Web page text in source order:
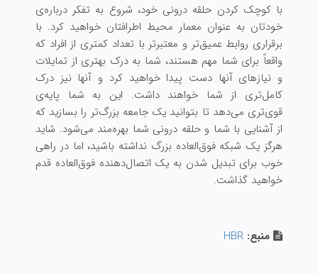
با کوچک کردن حلقه درونی خود، شروع به تفکر درباره‌ی
خودتان به عنوان معمار محیط اطرافتان خواهید کرد. با
برقراری روابط عمیق‌تر و معتبرتر با تعداد کمتری از افراد که
واقعاً برای شما مهم هستند، شما به درک بهتری از تمایلات
و نیازهای آنها دست پیدا خواهید کرد و آنها نیز درک
کامل‌تری از شما خواهند داشت. این به شما پایه‌ی
قوی‌تری می‌دهد تا بتوانید یک جامعه بزرگ‌تر را بسازید که
از آشنایی با شما و حلقه درونی شما بهره‌مند می‌شود. شاید
هرگز یک شبکه فوق‌العاده بزرگ نداشته باشید، اما در راهی
خوب برای تبدیل شدن به یک اتصال‌دهنده فوق‌العاده قدم
خواهید گذاشت.
منبع: HBR